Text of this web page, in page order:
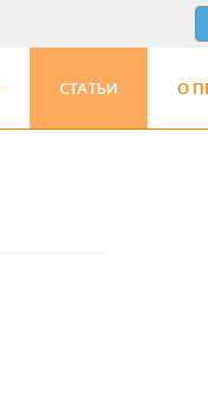
СТАТЬИ О